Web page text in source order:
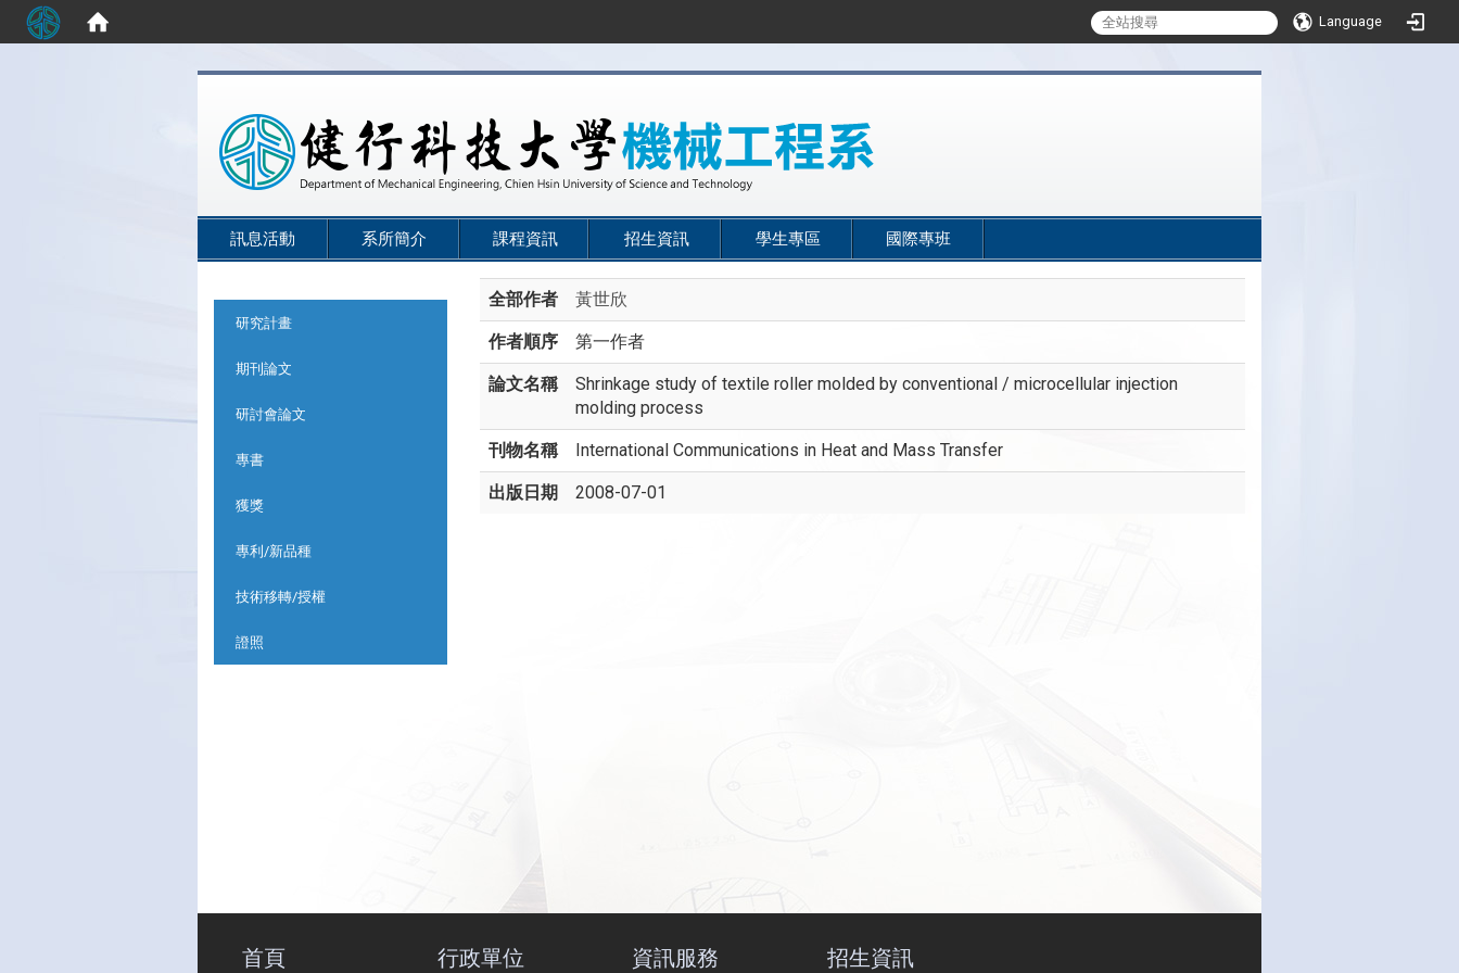
Language
訊息活動 系所簡介 課程資訊 招生資訊 學生專區 國際專班
研究計畫
期刊論文
研討會論文
專書
獲獎
專利/新品種
技術移轉/授權
證照
全部作者 黃世欣
作者順序 第一作者
論文名稱
Shrinkage study of textile roller molded by conventional / microcellular injection
molding process
刊物名稱 International Communications in Heat and Mass Transfer
出版日期 2008-07-01
首頁 行政單位 資訊服務 招生資訊